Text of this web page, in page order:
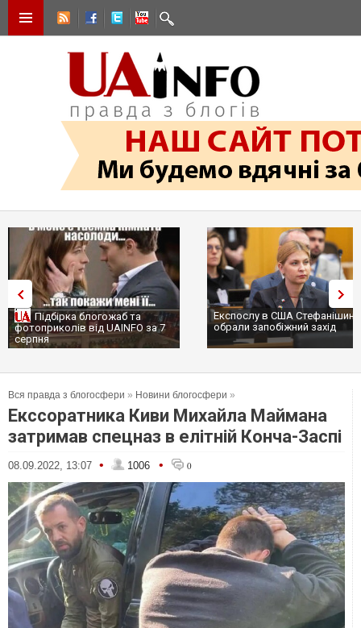
Підбірка блогожаб та
фотоприколів від UAINFO за 7
серпня
Експослу в США
обрали запобіжний захід
Вся правда з блогосфери » Новини блогосфери »
Екссоратника Киви Михайла Маймана
затримав спецназ в елітній Конча-Заспі
08.09.2022, 13:07 • 1006 • 0